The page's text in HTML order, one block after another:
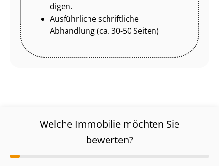
di­gen.
Ausführliche schriftliche
Abhandlung (ca. 30-50 Seiten)
Welche Immobilie möchten Sie
bewerten?